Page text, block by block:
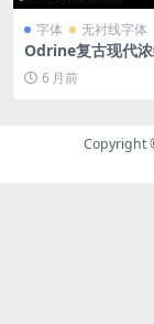
字体 无衬线字体
Odrine复古现代
6字重+可变版本
志海报品牌设计专
6 月前
Copyright